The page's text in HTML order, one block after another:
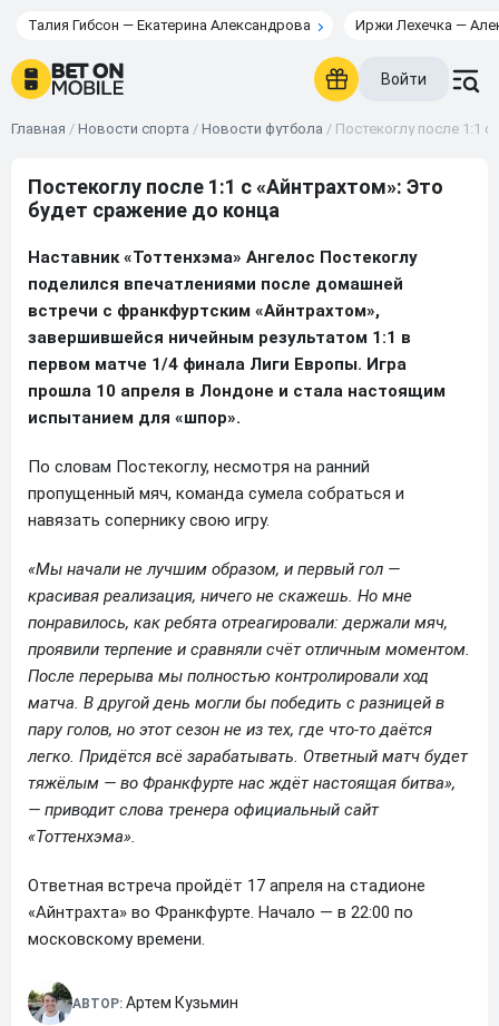
Талия Гибсон — Екатерина Александрова Иржи Лехечка —
Войти
Главная / Новости спорта / Новости футбола / Постекоглу после 1:1
Постекоглу после 1:1 с «Айнтрахтом»: Это
будет сражение до конца
Наставник «Тоттенхэма» Ангелос Постекоглу
поделился впечатлениями после домашней
встречи с франкфуртским «Айнтрахтом»,
завершившейся ничейным результатом 1:1 в
первом матче 1/4 финала Лиги Европы. Игра
прошла 10 апреля в Лондоне и стала настоящим
испытанием для «шпор».
По словам Постекоглу, несмотря на ранний
пропущенный мяч, команда сумела собраться и
навязать сопернику свою игру.
«Мы начали не лучшим образом, и первый гол —
красивая реализация, ничего не скажешь. Но мне
понравилось, как ребята отреагировали: держали мяч,
проявили терпение и сравняли счёт отличным моментом.
После перерыва мы полностью контролировали ход
матча. В другой день могли бы победить с разницей в
пару голов, но этот сезон не из тех, где что-то даётся
легко. Придётся всё зарабатывать. Ответный матч будет
тяжёлым — во Франкфурте нас ждёт настоящая битва»,
— приводит слова тренера официальный сайт
«Тоттенхэма».
Ответная встреча пройдёт 17 апреля на стадионе
«Айнтрахта» во Франкфурте. Начало — в 22:00 по
московскому времени.
АВТОР: Артем Кузьмин